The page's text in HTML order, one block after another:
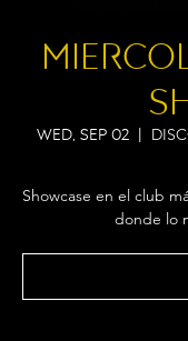
Wed, Sep 02
Showcase en el club
donde lo